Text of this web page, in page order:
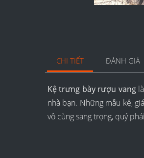
CHI TIẾT ĐÁNH GIÁ
Kệ trưng bày rượu vanglà
nhà bạn. Những mẫu kệ,
vô cùng sang trọng, quý